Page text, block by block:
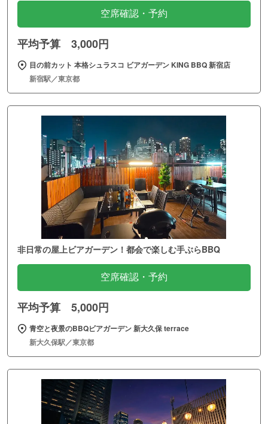
空席確認・予約
平均予算 3,000円
目の前カット 本格シュラスコ ビアガーデン KING BBQ 新宿店
新宿駅／東京都
非日常の屋上ビアガーデン！都会で楽しむ手ぶらBBQ
空席確認・予約
平均予算 5,000円
青空と夜景のBBQビアガーデン 新大久保 terrace
新大久保駅／東京都